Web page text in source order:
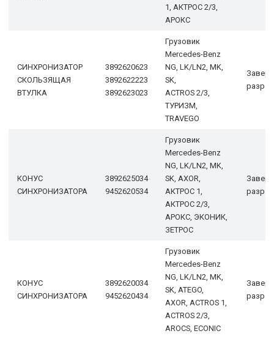
1, АКТРОС 2/3,
АРОКС
СИНХРОНИЗАТОР
СКОЛЬЗЯЩАЯ
ВТУЛКА
3892620623
3892622223
3892623023
Грузовик
Mercedes-Benz
NG, LK/LN2, MK,
SK,
ACTROS 2/3,
ТУРИЗМ,
TRAVEGO
КОНУС
СИНХРОНИЗАТОРА
3892625034
9452620534
Грузовик
Mercedes-Benz
NG, LK/LN2, MK,
SK, AXOR,
АКТРОС 1,
АКТРОС 2/3,
АРОКС, ЭКОНИК,
ЗЕТРОС
КОНУС
СИНХРОНИЗАТОРА
3892620034
9452620434
Грузовик
Mercedes-Benz
NG, LK/LN2, MK,
SK, ATEGO,
AXOR, ACTROS 1,
ACTROS 2/3,
AROCS, ECONIC